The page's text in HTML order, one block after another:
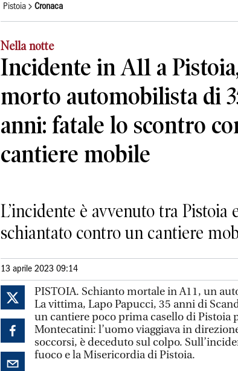
Pistoia Cronaca
Nella notte
Incidente in A11 a
morto automobilista di
anni: fatale lo scontro
cantiere mobile
L’incidente è avvenuto tra Pistoia
schiantato contro un cantiere
13 aprile 2023 09:14
PISTOIA. Schianto mortale in A11, un
La vittima, Lapo Papucci, 35 anni di
un cantiere poco prima casello di Pistoia
Montecatini: l’uomo viaggiava in
soccorsi, è deceduto sul colpo.
fuoco e la Misericordia di Pistoia.